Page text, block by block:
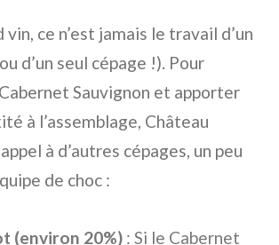
vin, ce n’est jamais le travail d’un
d’un seul cépage !). Pour
Sauvignon et apporter
à l’assemblage, Château
à d’autres cépages, un peu
de choc :
(environ 20%) : Si le Cabernet